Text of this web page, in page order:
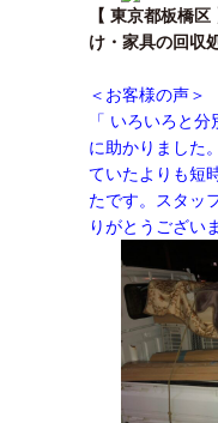
【 東京都板橋区
け・家具の回収
＜お客様の声＞
「 いろいろと
に助かりました
ていたよりも短
たです。スタッ
りがとうござい